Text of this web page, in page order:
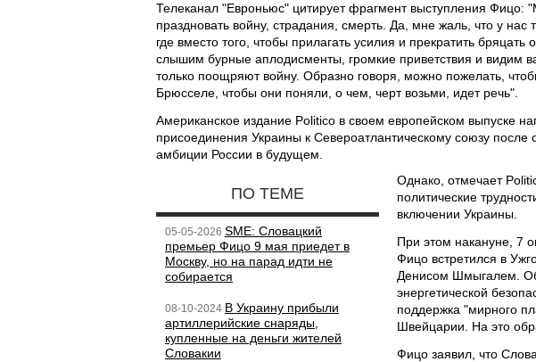
Телеканал "Евроньюс" цитирует фрагмент выступления Фицо:
праздновать войну, страдания, смерть. Да, мне жаль, что у
где вместо того, чтобы прилагать усилия и прекратить
слышим бурные аплодисменты, громкие приветствия и видим
только поощряют войну. Образно говоря, можно пожелать,
Брюсселе, чтобы они поняли, о чем, черт возьми, идет речь".
Американское издание Politico в своем европейском выпуске
присоединения Украины к Североатлантическому союзу
амбиции России в будущем.
ПО ТЕМЕ
05-05-2026 SME: Словацкий
премьер Фицо 9 мая приедет в
Москву, но на парад идти не
собирается
08-10-2024 В Украину прибыли
артиллерийские снаряды,
купленные на деньги жителей
Словакии
Однако, отмечает
политические
включении Украины.
При этом накануне, 7
Фицо встретился в
Денисом Шмыгалем.
энергетической
поддержка "мирного
Швейцарии. На это
Фицо заявил, что